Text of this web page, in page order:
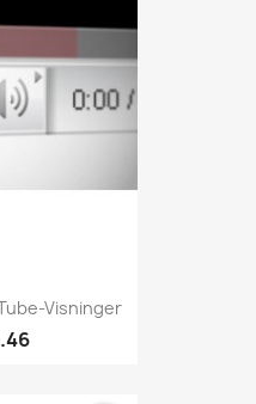
Visninger